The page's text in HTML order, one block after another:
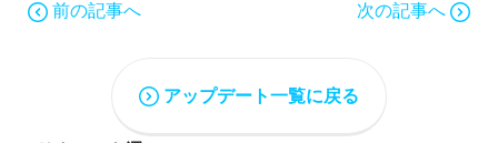
前の記事へ 次の記事へ
アップデート一覧に戻る